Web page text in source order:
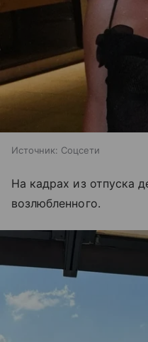
Источник: Соцсети
На кадрах из отпуска
возлюбленного.